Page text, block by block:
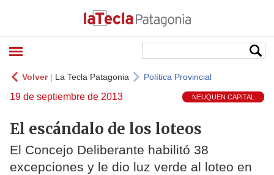
Volver| La Tecla Patagonia Política Provincial
19 de septiembre de 2013 NEUQUEN CAPITAL
El escándalo de los loteos
El Concejo Deliberante habilitó 38
excepciones y le dio luz verde al loteo en